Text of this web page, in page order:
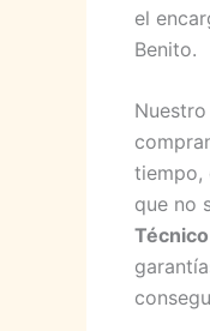
el
Benito.
tiempo,
que no